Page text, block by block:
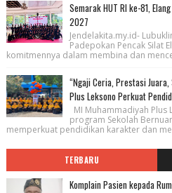
Semarak HUT RI ke-81,
2027
Jendelakita.my.id-
Padepokan Pencak Silat
komitmennya dalam membina dan
“Ngaji Ceria, Prestasi
Plus Leksono Perkuat
MI Muhammadiyah
program Sekolah
memperkuat pendidikan karakter dan
TERBARU
Komplain Pasien kepada